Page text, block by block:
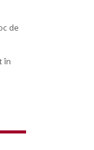
de
în